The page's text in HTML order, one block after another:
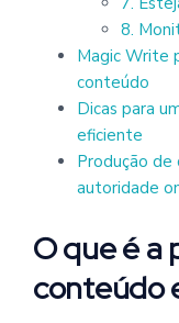
8.
Magic Write
conteúdo
Dicas para
eficiente
Produção de
autoridade
O que é a
conteúdo